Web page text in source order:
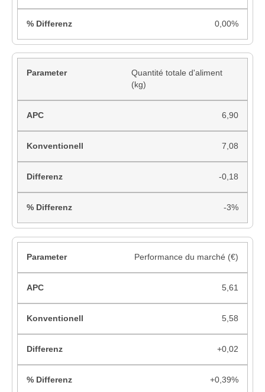
0,00%
Quantité totale d'aliment
(kg)
6,90
7,08
-0,18
-3%
Performance du marché (€)
5,61
5,58
+0,02
+0,39%